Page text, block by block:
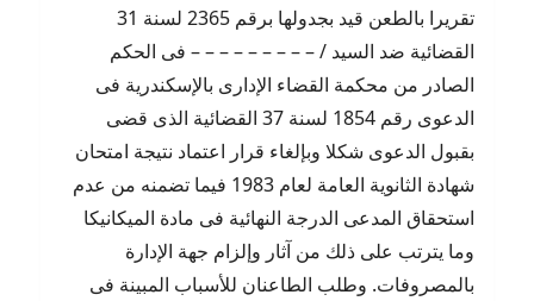
تقريرا بالطعن قيد بجدولها برقم 2365 لسنة 31
القضائية ضد السيد / – – – – – – – – – فى الحكم
الصادر من محكمة القضاء الإدارى بالإسكندرية فى
الدعوى رقم 1854 لسنة 37 القضائية الذى قضى
بقبول الدعوى شكلا وبإلغاء قرار اعتماد نتيجة امتحان
شهادة الثانوية العامة لعام 1983 فيما تضمنه من عدم
استحقاق المدعى الدرجة النهائية فى مادة الميكانيكا
وما يترتب على ذلك من آثار وإلزام جهة الإدارة
بالمصروفات. وطلب الطاعنان للأسباب المبينة فى